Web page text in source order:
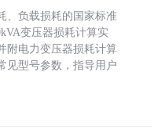
、负载损耗的国家标准
变压器损耗计算实
附电力变压器损耗计算
见型号参数，指导用户